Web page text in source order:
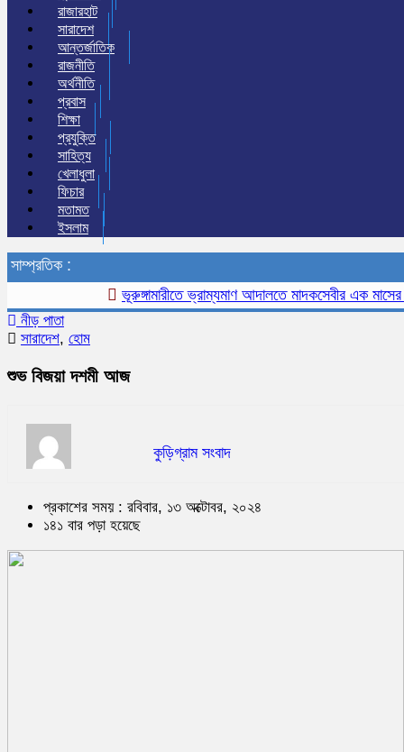
রাজারহাট
সারাদেশ
আন্তর্জাতিক
রাজনীতি
অর্থনীতি
প্রবাস
শিক্ষা
প্রযুক্তি
সাহিত্য
খেলাধুলা
ফিচার
মতামত
ইসলাম
সাম্প্রতিক :
ভূরুঙ্গামারীতে ভ্রাম্যমাণ আদালতে মাদকসেবীর এক মাসের
নীড় পাতা
সারাদেশ, হোম
শুভ বিজয়া দশমী আজ
কুড়িগ্রাম সংবাদ
প্রকাশের সময় : রবিবার, ১৩ অক্টোবর, ২০২৪
১৪১ বার পড়া হয়েছে